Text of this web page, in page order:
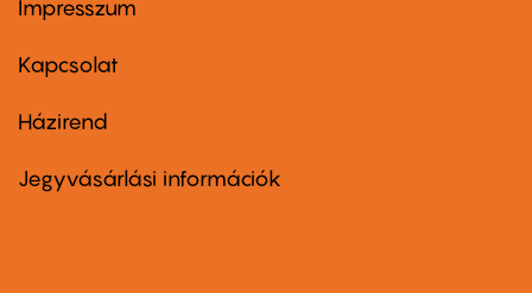
Footer
first
Impresszum
Kapcsolat
Footer
second
Házirend
Jegyvásárlási információk